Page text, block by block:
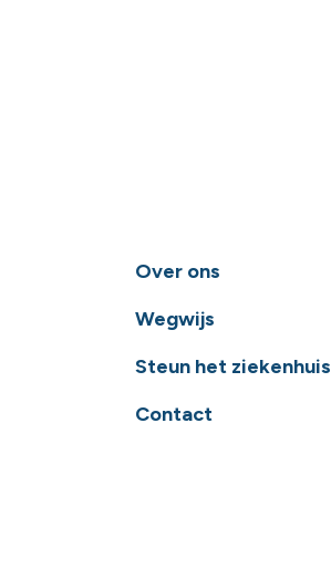
Over ons
Wegwijs
Steun het ziekenhuis
Contact